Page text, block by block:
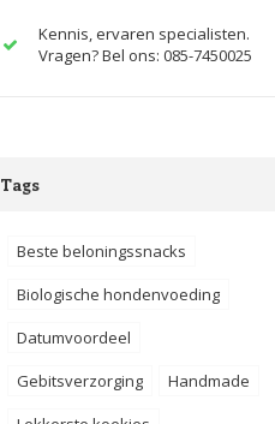
Kennis, ervaren specialisten.
Vragen? Bel ons: 085-7450025
Tags
Beste beloningssnacks
Biologische hondenvoeding
Datumvoordeel
Gebitsverzorging
Handmade